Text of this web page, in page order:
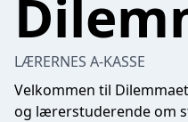
LÆRERNES A-KASSE
Velkommen til
og lærerstuderende om